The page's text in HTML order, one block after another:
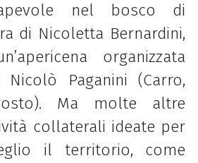
nel bosco di
di Nicoletta Bernardini,
organizzata
Paganini (Carro,
Ma molte altre
collaterali ideate per
il territorio, come